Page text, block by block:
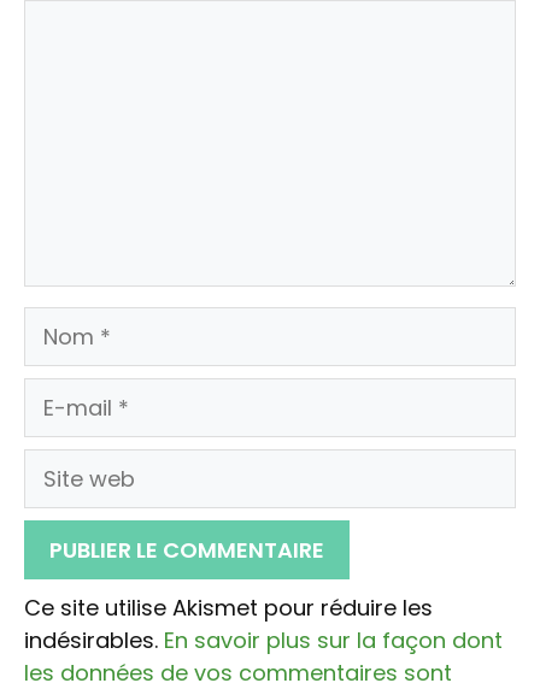
Nom
E-
mail
Site
web
Ce site utilise Akismet pour réduire les
indésirables. En savoir plus sur la façon dont
les données de vos commentaires sont